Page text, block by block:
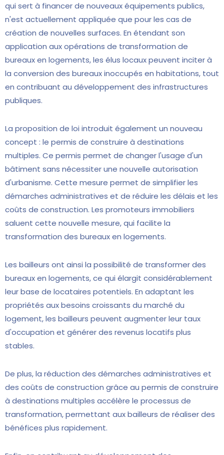
qui sert à financer de nouveaux équipements publics,
n'est actuellement appliquée que pour les cas de
création de nouvelles surfaces. En étendant son
application aux opérations de transformation de
bureaux en logements, les élus locaux peuvent inciter à
la conversion des bureaux inoccupés en habitations, tout
en contribuant au développement des infrastructures
publiques.
La proposition de loi introduit également un nouveau
concept : le permis de construire à destinations
multiples. Ce permis permet de changer l'usage d'un
bâtiment sans nécessiter une nouvelle autorisation
d'urbanisme. Cette mesure permet de simplifier les
démarches administratives et de réduire les délais et les
coûts de construction. Les promoteurs immobiliers
saluent cette nouvelle mesure, qui facilite la
transformation des bureaux en logements.
Les bailleurs ont ainsi la possibilité de transformer des
bureaux en logements, ce qui élargit considérablement
leur base de locataires potentiels. En adaptant les
propriétés aux besoins croissants du marché du
logement, les bailleurs peuvent augmenter leur taux
d'occupation et générer des revenus locatifs plus
stables.
De plus, la réduction des démarches administratives et
des coûts de construction grâce au permis de construire
à destinations multiples accélère le processus de
transformation, permettant aux bailleurs de réaliser des
bénéfices plus rapidement.